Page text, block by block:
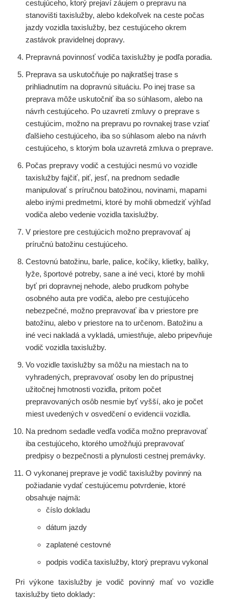
cestujúceho, ktorý prejaví záujem o prepravu na
stanovišti taxislužby, alebo kdekoľvek na ceste počas
jazdy vozidla taxislužby, bez cestujúceho okrem
zastávok pravidelnej dopravy.
Prepravná povinnosť vodiča taxislužby je podľa poradia.
Preprava sa uskutočňuje po najkratšej trase s
prihliadnutím na dopravnú situáciu. Po inej trase sa
preprava môže uskutočniť iba so súhlasom, alebo na
návrh cestujúceho. Po uzavretí zmluvy o preprave s
cestujúcim, možno na prepravu po rovnakej trase vziať
ďalšieho cestujúceho, iba so súhlasom alebo na návrh
cestujúceho, s ktorým bola uzavretá zmluva o preprave.
Počas prepravy vodič a cestujúci nesmú vo vozidle
taxislužby fajčiť, piť, jesť, na prednom sedadle
manipulovať s príručnou batožinou, novinami, mapami
alebo inými predmetmi, ktoré by mohli obmedziť výhľad
vodiča alebo vedenie vozidla taxislužby.
V priestore pre cestujúcich možno prepravovať aj
príručnú batožinu cestujúceho.
Cestovnú batožinu, barle, palice, kočíky, klietky, balíky,
lyže, športové potreby, sane a iné veci, ktoré by mohli
byť pri dopravnej nehode, alebo prudkom pohybe
osobného auta pre vodiča, alebo pre cestujúceho
nebezpečné, možno prepravovať iba v priestore pre
batožinu, alebo v priestore na to určenom. Batožinu a
iné veci nakladá a vykladá, umiestňuje, alebo pripevňuje
vodič vozidla taxislužby.
Vo vozidle taxislužby sa môžu na miestach na to
vyhradených, prepravovať osoby len do prípustnej
užitočnej hmotnosti vozidla, pritom počet
prepravovaných osôb nesmie byť vyšší, ako je počet
miest uvedených v osvedčení o evidencii vozidla.
Na prednom sedadle vedľa vodiča možno prepravovať
iba cestujúceho, ktorého umožňujú prepravovať
predpisy o bezpečnosti a plynulosti cestnej premávky.
O vykonanej preprave je vodič taxislužby povinný na
požiadanie vydať cestujúcemu potvrdenie, ktoré
obsahuje najmä:
číslo dokladu
dátum jazdy
zaplatené cestovné
podpis vodiča taxislužby, ktorý prepravu vykonal
Pri výkone taxislužby je vodič povinný mať vo vozidle
taxislužby tieto doklady: